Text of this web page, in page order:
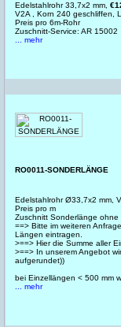
Edelstahlrohr 33,7x2 mm,
V2A , Korn 240 geschliffen,
Preis pro 6m-Rohr
Zuschnitt-Service: AR 15002
... mehr
RO0011-SONDERLÄNGE
Edelstahlrohr Ø33,7x2 mm,
Preis pro m
Zuschnitt Sonderlänge
==> Bitte im weiteren
Längen eintragen.
>==> Hier die Summe aller
>==> In unserem Angebot
aufgerundet))
bei Einzellängen < 500 mm
... mehr